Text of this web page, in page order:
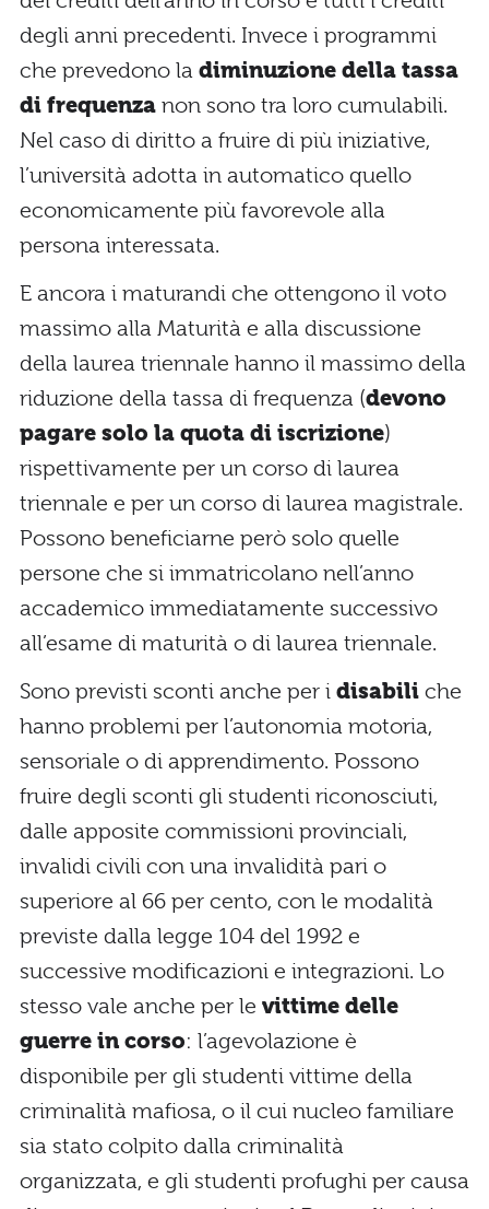
degli anni precedenti. Invece i programmi
che prevedono la diminuzione della tassa
di frequenza non sono tra loro cumulabili.
Nel caso di diritto a fruire di più iniziative,
l’università adotta in automatico quello
economicamente più favorevole alla
persona interessata.
E ancora i maturandi che ottengono il voto
massimo alla Maturità e alla discussione
della laurea triennale hanno il massimo della
riduzione della tassa di frequenza (devono
pagare solo la quota di iscrizione)
rispettivamente per un corso di laurea
triennale e per un corso di laurea magistrale.
Possono beneficiarne però solo quelle
persone che si immatricolano nell’anno
accademico immediatamente successivo
all’esame di maturità o di laurea triennale.
Sono previsti sconti anche per i disabili che
hanno problemi per l’autonomia motoria,
sensoriale o di apprendimento. Possono
fruire degli sconti gli studenti riconosciuti,
dalle apposite commissioni provinciali,
invalidi civili con una invalidità pari o
superiore al 66 per cento, con le modalità
previste dalla legge 104 del 1992 e
successive modificazioni e integrazioni. Lo
stesso vale anche per le vittime delle
guerre in corso: l’agevolazione è
disponibile per gli studenti vittime della
criminalità mafiosa, o il cui nucleo familiare
sia stato colpito dalla criminalità
organizzata, e gli studenti profughi per causa